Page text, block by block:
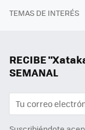
TEMAS DE INTERÉS
RECIBE
SEMANAL